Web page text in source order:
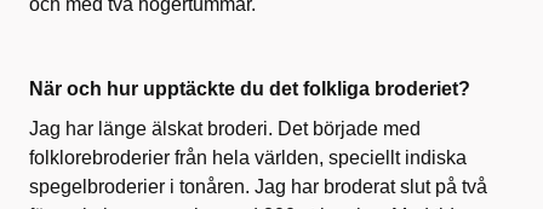
och med två högertummar.
När och hur upptäckte du det folkliga broderiet?
Jag har länge älskat broderi. Det började med
folklorebroderier från hela världen, speciellt indiska
spegelbroderier i tonåren. Jag har broderat slut på två